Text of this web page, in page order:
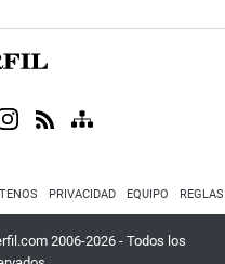
PRIVACIDAD EQUIPO
2006-2026 - Todos los